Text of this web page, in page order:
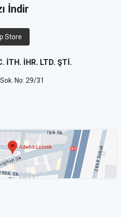
İndir
Store
İTH. İHR. LTD. ŞTİ.
No: 29/31